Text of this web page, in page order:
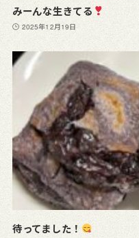
みーんな生きてる
2025年12月19日
待ってました！